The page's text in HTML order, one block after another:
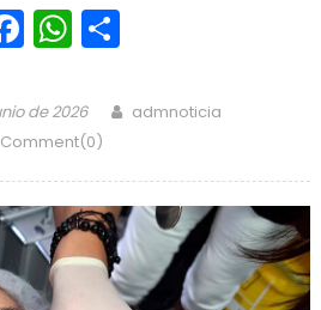
Facebook
WhatsApp
de 2026 Author
admnoticia
Comment(0)